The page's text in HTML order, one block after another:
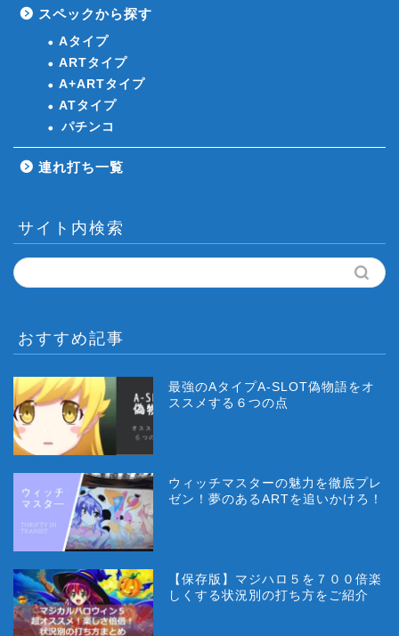
スペックから探す
Aタイプ
ARTタイプ
A+ARTタイプ
ATタイプ
パチンコ
連れ打ち一覧
サイト内検索
おすすめ記事
最強のAタイプA-SLOT偽物語をオ
ススメする６つの点
ウィッチマスターの魅力を徹底プレ
ゼン！夢のあるARTを追いかけろ！
【保存版】マジハロ５を７００倍楽
しくする状況別の打ち方をご紹介